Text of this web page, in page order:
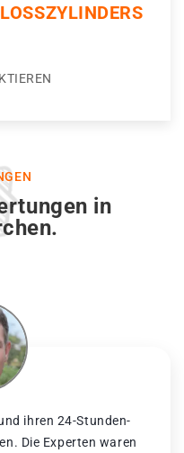
in
ihren 24-Stunden-
Die Experten waren